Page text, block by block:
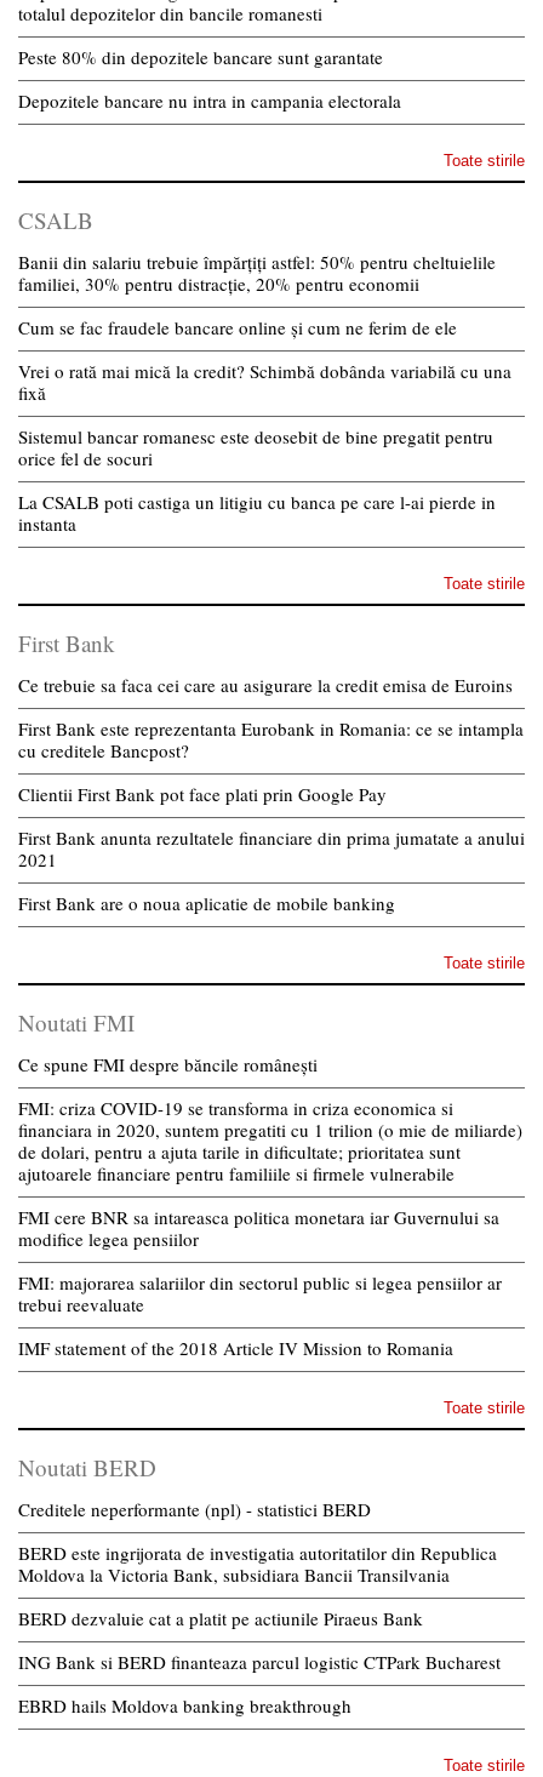
totalul depozitelor din bancile romanesti
Peste 80% din depozitele bancare sunt garantate
Depozitele bancare nu intra in campania electorala
Toate stirile
CSALB
Banii din salariu trebuie împărțiți astfel: 50% pentru cheltuielile
familiei, 30% pentru distracție, 20% pentru economii
Cum se fac fraudele bancare online și cum ne ferim de ele
Vrei o rată mai mică la credit? Schimbă dobânda variabilă cu una
fixă
Sistemul bancar romanesc este deosebit de bine pregatit pentru
orice fel de socuri
La CSALB poti castiga un litigiu cu banca pe care l-ai pierde in
instanta
Toate stirile
First Bank
Ce trebuie sa faca cei care au asigurare la credit emisa de Euroins
First Bank este reprezentanta Eurobank in Romania: ce se intampla
cu creditele Bancpost?
Clientii First Bank pot face plati prin Google Pay
First Bank anunta rezultatele financiare din prima jumatate a anului
2021
First Bank are o noua aplicatie de mobile banking
Toate stirile
Noutati FMI
Ce spune FMI despre băncile românești
FMI: criza COVID-19 se transforma in criza economica si
financiara in 2020, suntem pregatiti cu 1 trilion (o mie de miliarde)
de dolari, pentru a ajuta tarile in dificultate; prioritatea sunt
ajutoarele financiare pentru familiile si firmele vulnerabile
FMI cere BNR sa intareasca politica monetara iar Guvernului sa
modifice legea pensiilor
FMI: majorarea salariilor din sectorul public si legea pensiilor ar
trebui reevaluate
IMF statement of the 2018 Article IV Mission to Romania
Toate stirile
Noutati BERD
Creditele neperformante (npl) - statistici BERD
BERD este ingrijorata de investigatia autoritatilor din Republica
Moldova la Victoria Bank, subsidiara Bancii Transilvania
BERD dezvaluie cat a platit pe actiunile Piraeus Bank
ING Bank si BERD finanteaza parcul logistic CTPark Bucharest
EBRD hails Moldova banking breakthrough
Toate stirile